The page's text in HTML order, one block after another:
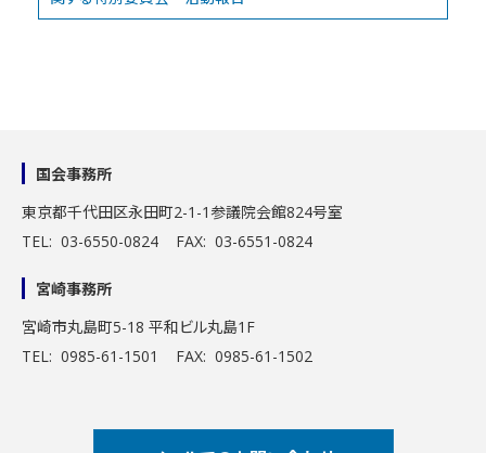
国会事務所
東京都千代田区永田町2-1-1参議院会館824号室
TEL: 03-6550-0824 FAX: 03-6551-0824
宮崎事務所
宮崎市丸島町5-18 平和ビル丸島1F
TEL: 0985-61-1501 FAX: 0985-61-1502